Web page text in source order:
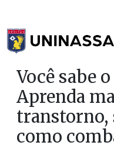
Você sabe
Aprenda
transtorno,
como